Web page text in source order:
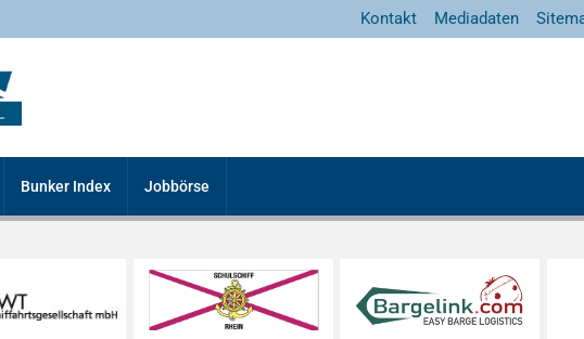
Kontakt Mediadaten
Bunker Index Jobbörse